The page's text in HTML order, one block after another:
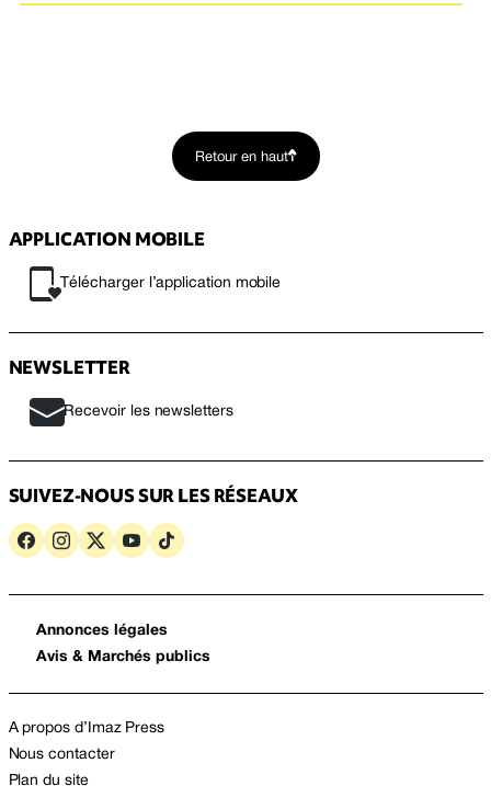
Retour en haut
APPLICATION MOBILE
Télécharger l’application mobile
NEWSLETTER
Recevoir les newsletters
SUIVEZ-NOUS SUR LES RÉSEAUX
Annonces légales
Avis & Marchés publics
A propos d’Imaz Press
Nous contacter
Plan du site